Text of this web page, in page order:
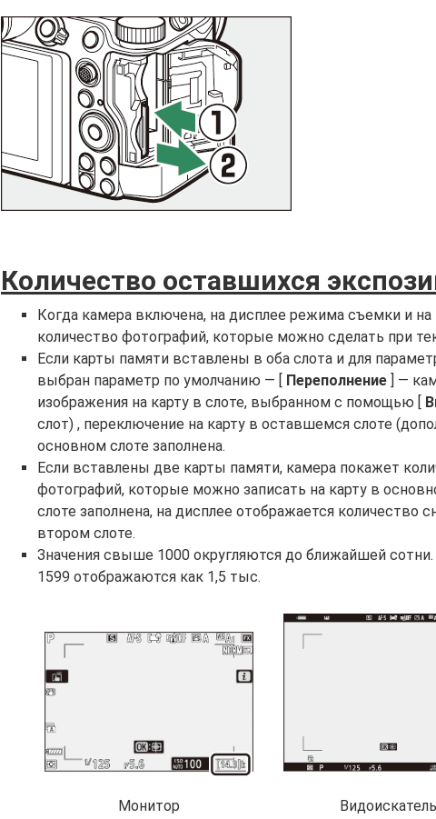
Количество оставшихся
Когда камера включена, на дисплее режима съемки и на
количество фотографий, которые можно сделать при
Если карты памяти вставлены в оба слота и для
выбран параметр по умолчанию — [ Переполнение ] —
изображения на карту в слоте, выбранном с помощью [
слот) , переключение на карту в оставшемся слоте
основном слоте заполнена.
Если вставлены две карты памяти, камера покажет
фотографий, которые можно записать на карту в
слоте заполнена, на дисплее отображается количество
втором слоте.
Значения свыше 1000 округляются до ближайшей
1599 отображаются как 1,5 тыс.
Монитор Видоискатель